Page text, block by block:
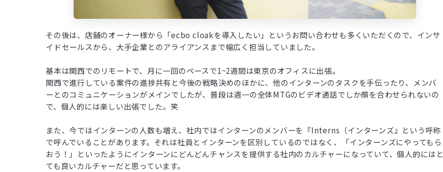
その後は、店舗のオーナー様から「ecbo cloakを導入したい」というお問い合わせも多くいただくので、インサ
イドセールスから、大手企業とのアライアンスまで幅広く担当していました。
基本は関西でのリモートで、月に一回のペースで1~2週間は東京のオフィスに出張。
関西で進行している案件の進捗共有と今後の戦略決めのほかに、他のインターンのタスクを手伝ったり、メンバ
ーとのコミュニケーションがメインでしたが、普段は週一の全体MTGのビデオ通話でしか顔を合わせられないの
で、個人的には楽しい出張でした。笑
また、今ではインターンの人数も増え、社内ではインターンのメンバーを『Interns（インターンズ』という呼称
で呼んでいることがあります。それは社員とインターンを区別しているのではなく、「インターンズにやってもら
おう！」といったようにインターンにどんどんチャンスを提供する社内のカルチャーになっていて、個人的にはと
ても良いカルチャーだと思っています。